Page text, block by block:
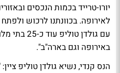
יורו-טרייד בכמות הנכסים
לאירופה. בכוונתנו לרכוש
באירופה וגם בארה"ב".
הנס קנדי, נשיא גולדן טוליפ